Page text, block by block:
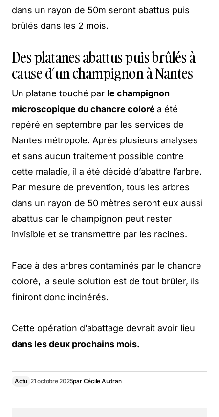
dans un rayon de 50m seront abattus puis
brûlés dans les 2 mois.
Des platanes abattus puis brûlés à
cause d’un champignon à Nantes
Un platane touché par le champignon
microscopique du chancre coloré a été
repéré en septembre par les services de
Nantes métropole. Après plusieurs analyses
et sans aucun traitement possible contre
cette maladie, il a été décidé d’abattre l’arbre.
Par mesure de prévention, tous les arbres
dans un rayon de 50 mètres seront eux aussi
abattus car le champignon peut rester
invisible et se transmettre par les racines.
Face à des arbres contaminés par le chancre
coloré, la seule solution est de tout brûler, ils
finiront donc incinérés.
Cette opération d’abattage devrait avoir lieu
dans les deux prochains mois.
Actu 21 octobre 2025par Cécile Audran